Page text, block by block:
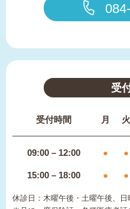
受
受付時間 月 火
09:00 – 12:00 ● ●
15:00 – 18:00 ● ●
休診日：木曜午後・土曜午後、日